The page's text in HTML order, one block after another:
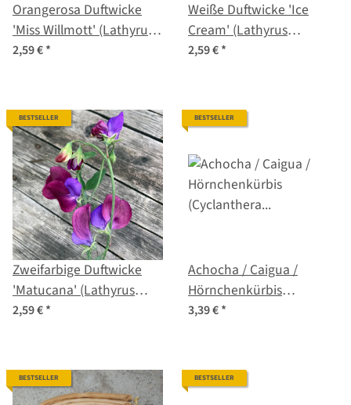
Orangerosa Duftwicke
'Miss Willmott' (Lathyrus
odoratus) Samen
2,59 €*
Weiße Duftwicke 'Ice
Cream' (Lathyrus
odoratus) Samen
2,59 €*
BESTSELLER
Zweifarbige Duftwicke
'Matucana' (Lathyrus
odoratus) Samen
2,59 €*
BESTSELLER
Achocha / Caigua /
Hörnchenkürbis
(Cyclanthera pedata)
3,39 €*
BESTSELLER BESTSELLER